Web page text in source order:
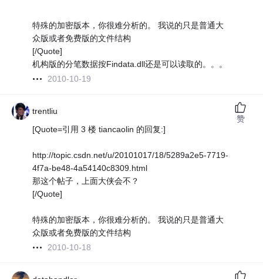
特殊的加密版本，你很难分析的。 我说的只是普通大
众版或者免费版的文件结构
[/Quote]
机构版的分笔数据按Findata.dll还是可以读取的。。。
2010-10-19
trentliu
[Quote=引用 3 楼 tiancaolin 的回复:]
http://topic.csdn.net/u/20101017/18/5289a2e5-7719-
4f7a-be48-4a54140c8309.html
那这个帖子，上面大侠会不？
[/Quote]
特殊的加密版本，你很难分析的。 我说的只是普通大
众版或者免费版的文件结构
2010-10-18
赞